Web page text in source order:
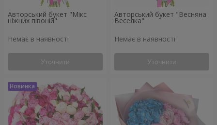
Авторський букет "Мікс
ніжних півоній"
Немає в наявності
Уточнити
Авторський букет "Весняна
Веселка"
Немає в наявності
Уточнити